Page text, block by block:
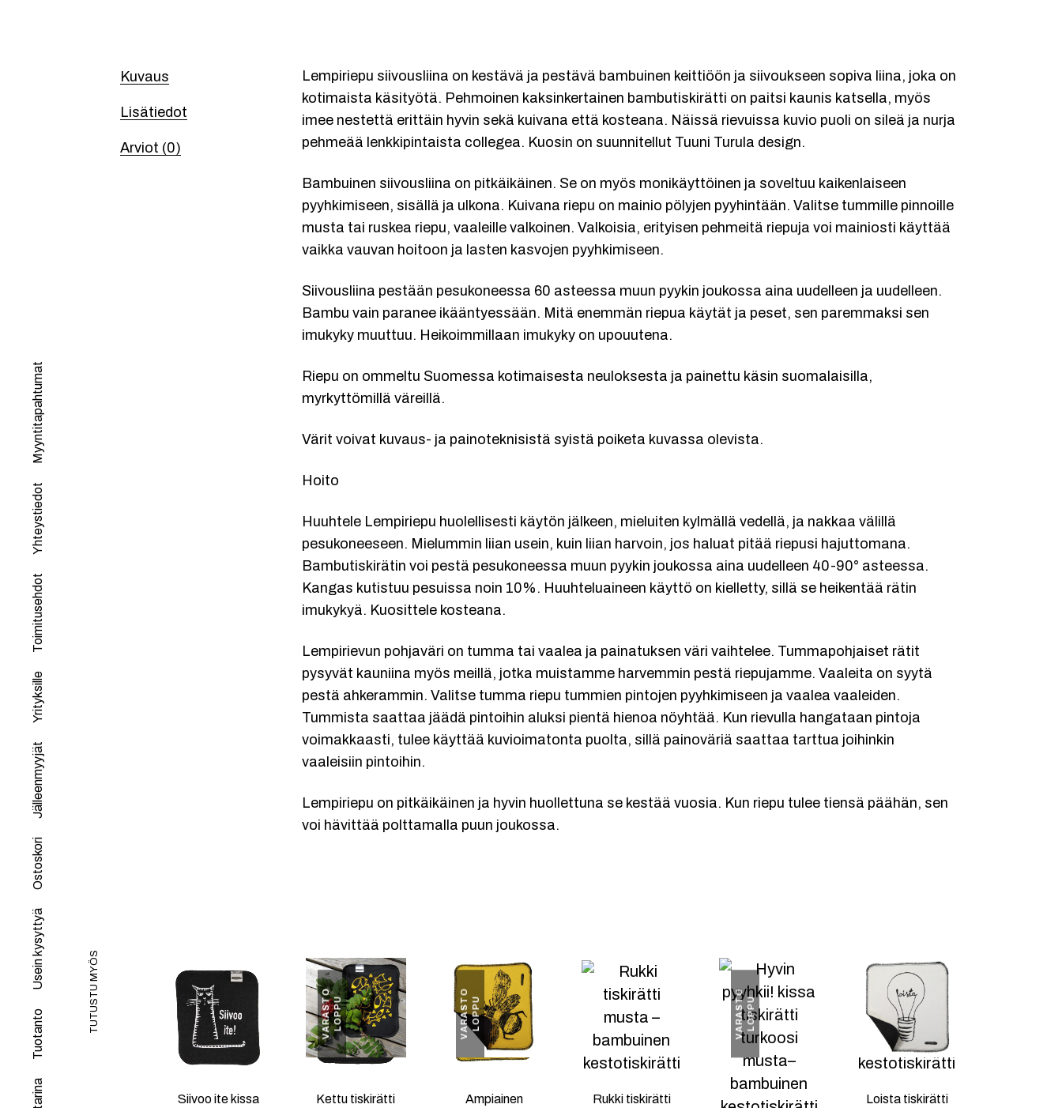
Tuotanto
Usein kysyttyä
Ostoskori
Jälleenmyyjät
Yrityksille
Toimitusehdot
Yhteystiedot
Myyntitapahtumat
Kuvaus
Lisätiedot
Arviot (0)
Lempiriepu siivousliina on kestävä ja pestävä bambuinen keittiöön ja siivoukseen sopiva liina, joka on
kotimaista käsityötä. Pehmoinen kaksinkertainen bambutiskirätti on paitsi kaunis katsella, myös
imee nestettä erittäin hyvin sekä kuivana että kosteana. Näissä rievuissa kuvio puoli on sileä ja nurja
pehmeää lenkkipintaista collegea. Kuosin on suunnitellut Tuuni Turula design.
Bambuinen siivousliina on pitkäikäinen. Se on myös monikäyttöinen ja soveltuu kaikenlaiseen
pyyhkimiseen, sisällä ja ulkona. Kuivana riepu on mainio pölyjen pyyhintään. Valitse tummille pinnoille
musta tai ruskea riepu, vaaleille valkoinen. Valkoisia, erityisen pehmeitä riepuja voi mainiosti käyttää
vaikka vauvan hoitoon ja lasten kasvojen pyyhkimiseen.
Siivousliina pestään pesukoneessa 60 asteessa muun pyykin joukossa aina uudelleen ja uudelleen.
Bambu vain paranee ikääntyessään. Mitä enemmän riepua käytät ja peset, sen paremmaksi sen
imukyky muuttuu. Heikoimmillaan imukyky on upouutena.
Riepu on ommeltu Suomessa kotimaisesta neuloksesta ja painettu käsin suomalaisilla,
myrkyttömillä väreillä.
Värit voivat kuvaus- ja painoteknisistä syistä poiketa kuvassa olevista.
Hoito
Huuhtele Lempiriepu huolellisesti käytön jälkeen, mieluiten kylmällä vedellä, ja nakkaa välillä
pesukoneeseen. Mielummin liian usein, kuin liian harvoin, jos haluat pitää riepusi hajuttomana.
Bambutiskirätin voi pestä pesukoneessa muun pyykin joukossa aina uudelleen 40-90° asteessa.
Kangas kutistuu pesuissa noin 10%. Huuhteluaineen käyttö on kielletty, sillä se heikentää rätin
imukykyä. Kuosittele kosteana.
Lempirievun pohjaväri on tumma tai vaalea ja painatuksen väri vaihtelee. Tummapohjaiset rätit
pysyvät kauniina myös meillä, jotka muistamme harvemmin pestä riepujamme. Vaaleita on syytä
pestä ahkerammin. Valitse tumma riepu tummien pintojen pyyhkimiseen ja vaalea vaaleiden.
Tummista saattaa jäädä pintoihin aluksi pientä hienoa nöyhtää. Kun rievulla hangataan pintoja
voimakkaasti, tulee käyttää kuvioimatonta puolta, sillä painoväriä saattaa tarttua joihinkin
vaaleisiin pintoihin.
Lempiriepu on pitkäikäinen ja hyvin huollettuna se kestää vuosia. Kun riepu tulee tiensä päähän, sen
voi hävittää polttamalla puun joukossa.
TUTUSTU MYÖS
Siivoo ite kissa
V
A
R
A
ST
O
L
O
P
PU
Kettu tiskirätti
V
A
R
A
ST
O
L
O
P
PU
Ampiainen Rukki tiskirätti
V
A
R
A
ST
O
L
O
P
PU
Loista tiskirätti